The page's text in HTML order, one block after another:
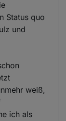
Status quo
und
weiß,
ich als